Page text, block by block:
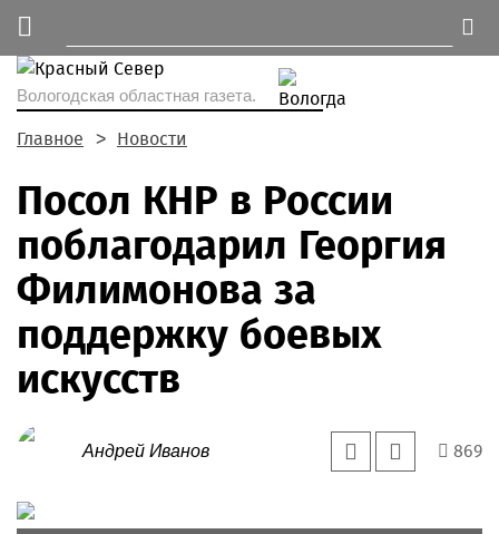
Вологодская областная газета.
Главное Новости
Посол КНР в России
поблагодарил Георгия
Филимонова за
поддержку боевых
искусств
Андрей Иванов 869